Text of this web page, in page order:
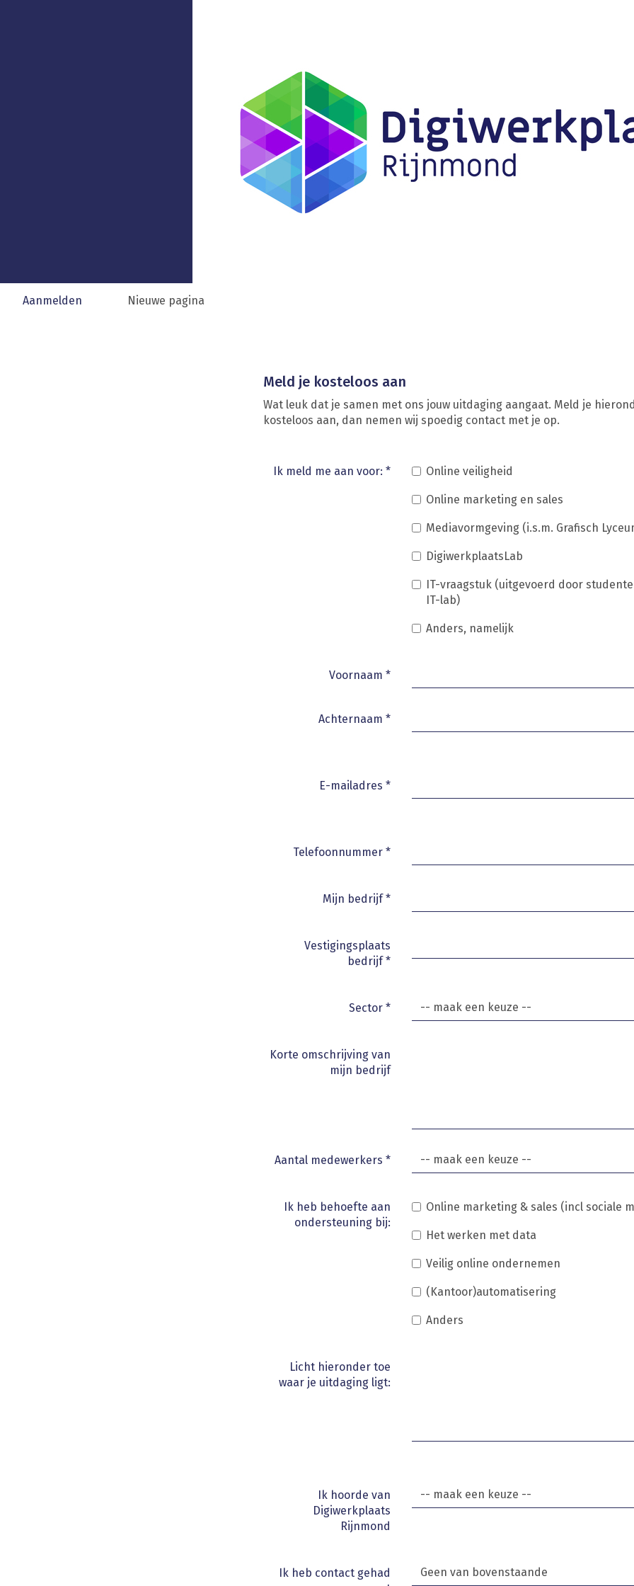
Aanmelden Nieuwe pagina
Meld je kosteloos aan
Wat leuk dat je samen met ons jouw uitdaging aangaat. Meld je
kosteloos aan, dan nemen wij spoedig contact met je op.
Ik meld me aan voor: * Online veiligheid
Online marketing en sales
Mediavormgeving (i.s.m. Grafisch
DigiwerkplaatsLab
IT-vraagstuk (uitgevoerd door
IT-lab)
Anders, namelijk
Voornaam *
Achternaam *
E-mailadres *
Telefoonnummer *
Mijn bedrijf*
Vestigingsplaats
bedrijf*
Sector *
Korte omschrijving van
mijn bedrijf
Aantal medewerkers *
Ik heb behoefte aan
ondersteuning bij:
Online marketing & sales (incl sociale
Het werken met data
Veilig online ondernemen
(Kantoor)automatisering
Anders
Licht hieronder toe
waar je uitdaging ligt:
Ik hoorde van
Digiwerkplaats
Rijnmond
Ik heb contact gehad